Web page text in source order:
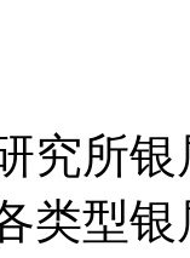
究所
类型